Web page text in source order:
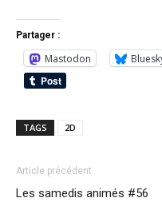
Partager :
Mastodon
TAGS 2D
Article précédent
Les samedis animés #56